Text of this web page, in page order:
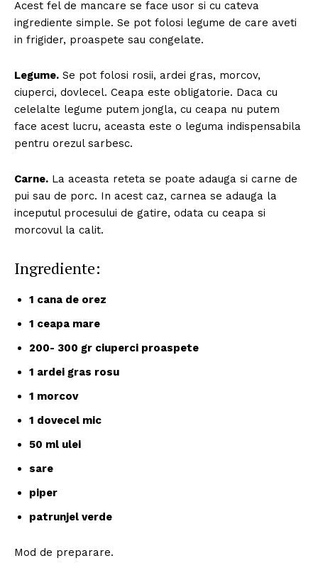
Acest fel de mancare se face usor si cu cateva
ingrediente simple. Se pot folosi legume de care aveti
in frigider, proaspete sau congelate.
Legume. Se pot folosi rosii, ardei gras, morcov,
ciuperci, dovlecel. Ceapa este obligatorie. Daca cu
celelalte legume putem jongla, cu ceapa nu putem
face acest lucru, aceasta este o leguma indispensabila
pentru orezul sarbesc.
Carne. La aceasta reteta se poate adauga si carne de
pui sau de porc. In acest caz, carnea se adauga la
inceputul procesului de gatire, odata cu ceapa si
morcovul la calit.
Ingrediente:
1 cana de orez
1 ceapa mare
200- 300 gr ciuperci proaspete
1 ardei gras rosu
1 morcov
1 dovecel mic
50 ml ulei
sare
piper
patrunjel verde
Mod de preparare.